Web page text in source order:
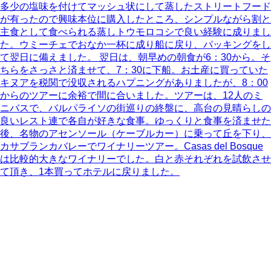
多少の塩味を付けてマッシュ状にして蒸したストリートフード
が有ったので興味本位に購入したところ、シンプルながら割と
主食として食べられる蒸しトウモロコシで良い経験に成りまし
た。ウミーチェでおなか一杯に成り船に戻り、パッキングをし
て翌日に備えました。 翌日は、朝早めの朝食が6：30から。そ
ちらをさっさと済ませて、7：30に下船。お土産に買っていた
キヌアを税関で没収されるハプニングがありましたが、8：00
からのツアーに余裕で間に合いました。ツアーは、12人のミ
ニバスで、バルパライソの街巡りの終盤に、高台の見晴らしの
良いレスト連で各自が好きな食事。ゆっくりと食事を済ませた
後、名物のアセンソール（ケーブルカー）に乗って丘を下り、
カサブランカバレーでワイナリーツアー。Casas del Bosque
は比較的大きなワイナリーでした。白と赤それぞれを試飲させ
て頂き、1本買ってホテルに戻りました。